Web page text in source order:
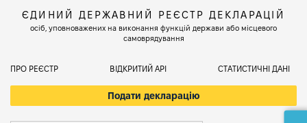
ЄДИНИЙ ДЕРЖАВНИЙ РЕЄСТР ДЕКЛАРАЦІЙ
осіб, уповноважених на виконання функцій держави або місцевого
самоврядування
ПРО РЕЄСТР ВІДКРИТИЙ АРІ СТАТИСТИЧНІ ДАНІ
Подати декларацію